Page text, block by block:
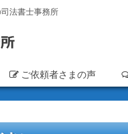
法書士事務所
ご依頼者さまの声